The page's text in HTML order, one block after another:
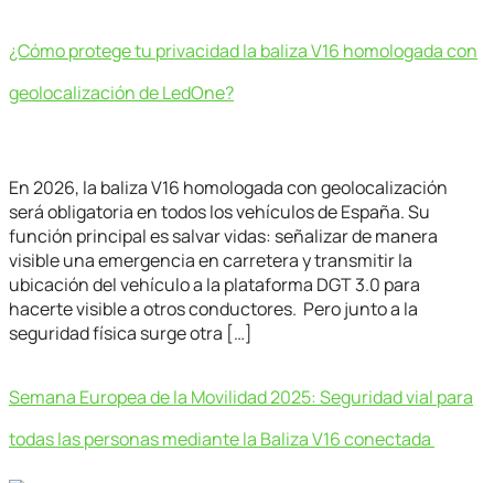
¿Cómo protege tu privacidad la baliza V16 homologada con
geolocalización de LedOne?
En 2026, la baliza V16 homologada con geolocalización
será obligatoria en todos los vehículos de España. Su
función principal es salvar vidas: señalizar de manera
visible una emergencia en carretera y transmitir la
ubicación del vehículo a la plataforma DGT 3.0 para
hacerte visible a otros conductores. Pero junto a la
seguridad física surge otra […]
Semana Europea de la Movilidad 2025: Seguridad vial para
todas las personas mediante la Baliza V16 conectada